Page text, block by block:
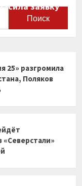
заявку
25» разгромила
Поляков
«Северстали»